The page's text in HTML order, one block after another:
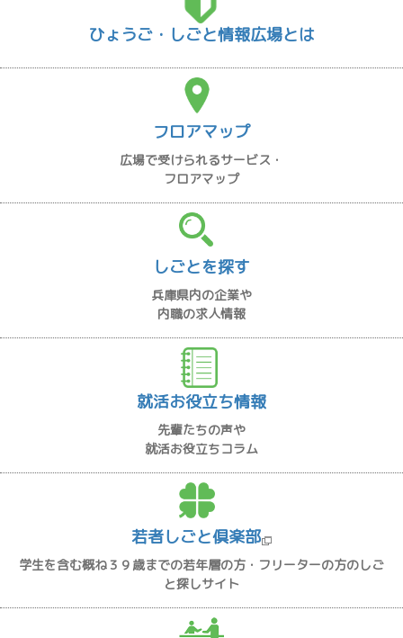
ひょうご・しごと情報広場とは
フロアマップ
広場で受けられるサービス・
フロアマップ
しごとを探す
兵庫県内の企業や
内職の求人情報
就活お役立ち情報
先輩たちの声や
就活お役立ちコラム
若者しごと倶楽部
学生を含む概ね３９歳までの若年層の方・フリーターの方のしご
と探しサイト